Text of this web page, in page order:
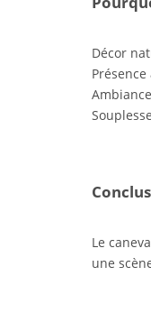
Décor
Le
une